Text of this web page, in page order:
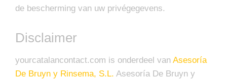
de bescherming van uw privégegevens.
Disclaimer
yourcatalancontact.com is onderdeel van Asesoría
De Bruyn y Rinsema, S.L. Asesoría De Bruyn y